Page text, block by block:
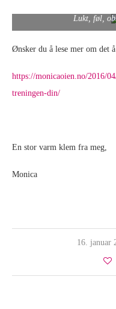
Lukt, føl,
Ønsker du å lese mer om det
https://monicaoien.no/2016/
treningen-din/
En stor varm klem fra meg,
Monica
16. januar